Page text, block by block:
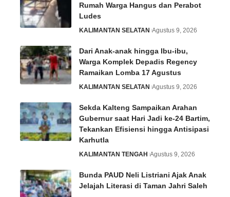
Rumah Warga Hangus dan Perabot
Ludes
KALIMANTAN SELATAN Agustus 9, 2026
Dari Anak-anak hingga Ibu-ibu,
Warga Komplek Depadis Regency
Ramaikan Lomba 17 Agustus
KALIMANTAN SELATAN Agustus 9, 2026
Sekda Kalteng Sampaikan Arahan
Gubernur saat Hari Jadi ke-24 Bartim,
Tekankan Efisiensi hingga Antisipasi
Karhutla
KALIMANTAN TENGAH Agustus 9, 2026
Bunda PAUD Neli Listriani Ajak Anak
Jelajah Literasi di Taman Jahri Saleh